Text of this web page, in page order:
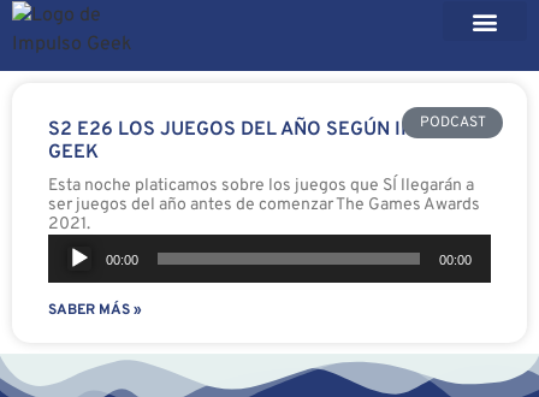
PODCAST
S2 E26 LOS JUEGOS DEL AÑO SEGÚN IMPULSO
GEEK
Esta noche platicamos sobre los juegos que SÍ llegarán a
ser juegos del año antes de comenzar The Games Awards
2021.
Reproductor
de
audio
00:00 00:00
SABER MÁS »